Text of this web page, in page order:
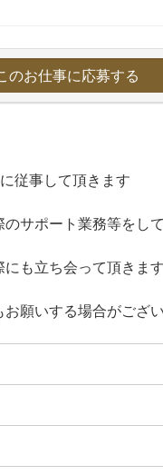
のお仕事に応募する
従事して頂きます
サポート業務等をし
も立ち会って頂きま
願いする場合がござ